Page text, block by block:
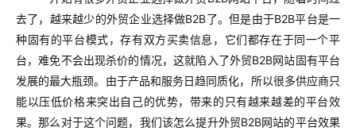
去了，越来越少的外贸企业选择做B2B了。但是由于B2B平台是一
种固有的平台模式，存有双方买卖信息，它们都存在于同一个平
台，难免不会出现杀价的情况，这就陷入了外贸B2B网站固有平台
发展的最大瓶颈。由于产品和服务日趋同质化，所以很多供应商只
能以压低价格来突出自己的优势，带来的只有越来越差的平台效
果。那么对于这个问题，我们该怎么提升外贸B2B网站的平台效果